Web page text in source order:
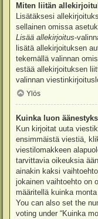
Miten liitän
Lisätäksesi
sellainen omissa
Lisää allekirjoitus-
lisätä allekirjoituksen
tekemällä valinnan
estää allekirjoituksen
valinnan
Ylös
Kuinka luon
Kun kirjoitat uuta
ensimmäistä viestiä,
viestilomakkeen
tarvittavia oikeuksia
ainakin kaksi
jokainen vaihtoehto on
määritellä kuinka
You can also set the
voting under “Kuinka